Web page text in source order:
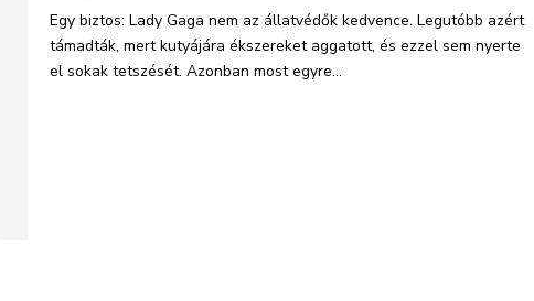
Egy biztos: Lady Gaga nem az állatvédők kedvence. Legutóbb azért
támadták, mert kutyájára ékszereket aggatott, és ezzel sem nyerte
el sokak tetszését. Azonban most egyre...